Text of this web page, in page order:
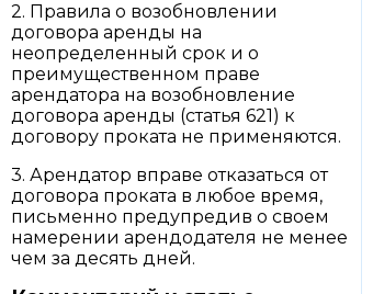
2. Правила о возобновлении
договора аренды на
неопределенный срок и о
преимущественном праве
арендатора на возобновление
договора аренды (статья 621) к
договору проката не применяются.
3. Арендатор вправе отказаться от
договора проката в любое время,
письменно предупредив о своем
намерении арендодателя не менее
чем за десять дней.